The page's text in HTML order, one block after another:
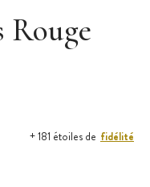
Rouge
+ 181 étoiles de fidélité